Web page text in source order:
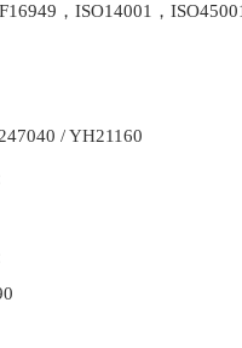
，ISO14001，
/ YH21160